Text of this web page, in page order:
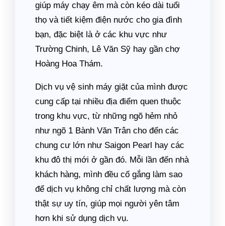
giúp máy chạy êm mà còn kéo dài tuổi
thọ và tiết kiệm điện nước cho gia đình
bạn, đặc biệt là ở các khu vực như
Trường Chinh, Lê Văn Sỹ hay gần chợ
Hoàng Hoa Thám.
Dịch vụ vệ sinh máy giặt của mình được
cung cấp tại nhiều địa điểm quen thuộc
trong khu vực, từ những ngõ hẻm nhỏ
như ngõ 1 Bành Văn Trân cho đến các
chung cư lớn như Saigon Pearl hay các
khu đô thị mới ở gần đó. Mỗi lần đến nhà
khách hàng, mình đều cố gắng làm sao
để dịch vụ không chỉ chất lượng mà còn
thật sự uy tín, giúp mọi người yên tâm
hơn khi sử dụng dịch vụ.